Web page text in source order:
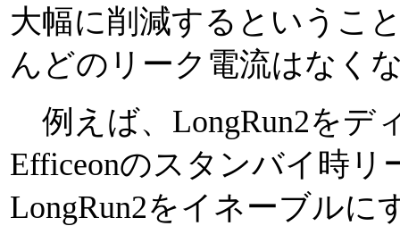
大幅に削減するというこ
んどのリーク電流はなく
例えば、LongRun2をデ
Efficeonのスタンバイ時リ
LongRun2をイネーブルに